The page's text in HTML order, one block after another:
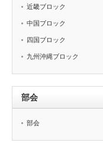
近畿ブロック
中国ブロック
四国ブロック
九州沖縄ブロック
部会
部会